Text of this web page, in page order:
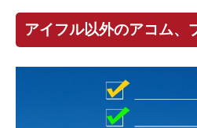
アイフル以外のアコム、